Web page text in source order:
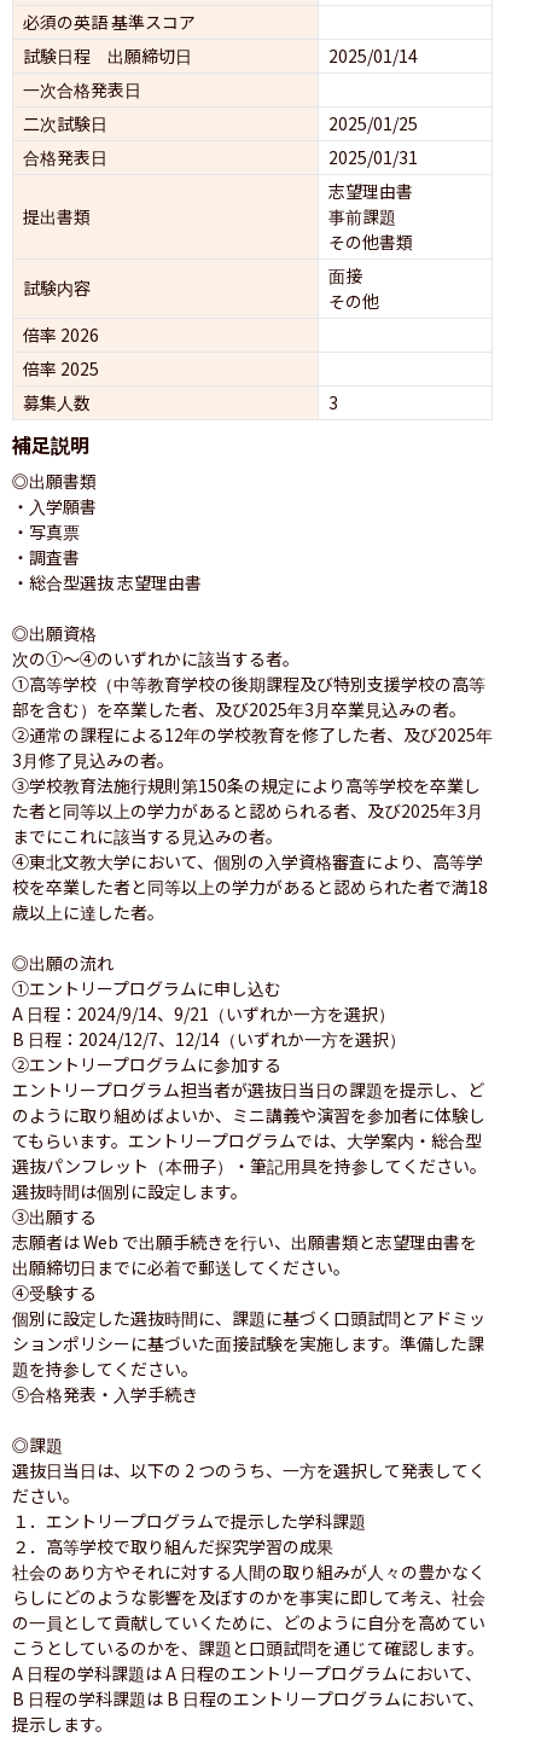
必須の英語 基準スコア
試験日程 出願締切日
2025/01/14
一次合格発表日
二次試験日
2025/01/25
合格発表日
2025/01/31
提出書類
志望理由書
事前課題
その他書類
試験内容
面接
その他
倍率 2026
倍率 2025
募集人数
3
補足説明
◎出願書類
・入学願書
・写真票
・調査書
・総合型選抜 志望理由書
◎出願資格
次の①～④のいずれかに該当する者。
①高等学校（中等教育学校の後期課程及び特別支援学校の高等
部を含む）を卒業した者、及び2025年3月卒業見込みの者。
②通常の課程による12年の学校教育を修了した者、及び2025年
3月修了見込みの者。
③学校教育法施行規則第150条の規定により高等学校を卒業し
た者と同等以上の学力があると認められる者、及び2025年3月
までにこれに該当する見込みの者。
④東北文教大学において、個別の入学資格審査により、高等学
校を卒業した者と同等以上の学力があると認められた者で満18
歳以上に達した者。
◎出願の流れ
①エントリープログラムに申し込む
A 日程：2024/9/14、9/21（いずれか一方を選択）
B 日程：2024/12/7、12/14（いずれか一方を選択）
②エントリープログラムに参加する
エントリープログラム担当者が選抜日当日の課題を提示し、ど
のように取り組めばよいか、ミニ講義や演習を参加者に体験し
てもらいます。エントリープログラムでは、大学案内・総合型
選抜パンフレット（本冊子）・筆記用具を持参してください。
選抜時間は個別に設定します。
③出願する
志願者は Web で出願手続きを行い、出願書類と志望理由書を
出願締切日までに必着で郵送してください。
④受験する
個別に設定した選抜時間に、課題に基づく口頭試問とアドミッ
ションポリシーに基づいた面接試験を実施します。準備した課
題を持参してください。
⑤合格発表・入学手続き
◎課題
選抜日当日は、以下の 2 つのうち、一方を選択して発表してく
ださい。
１．エントリープログラムで提示した学科課題
２．高等学校で取り組んだ探究学習の成果
社会のあり方やそれに対する人間の取り組みが人々の豊かなく
らしにどのような影響を及ぼすのかを事実に即して考え、社会
の一員として貢献していくために、どのように自分を高めてい
こうとしているのかを、課題と口頭試問を通じて確認します。
A 日程の学科課題は A 日程のエントリープログラムにおいて、
B 日程の学科課題は B 日程のエントリープログラムにおいて、
提示します。